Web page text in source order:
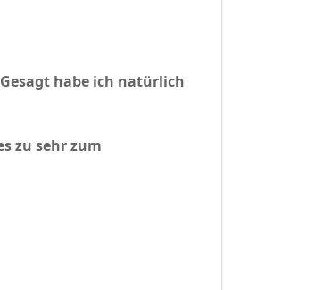
habe ich natürlich
zu sehr zum